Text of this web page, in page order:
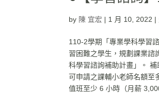
by 陳 宜宏 | 1 月 10, 2022 |
110-2學期「專業學科學習
習困難之學生，規劃課業諮
科學習諮詢補助計畫」。
可申請之課輔小老師名額至
值班至少 6 小時（月薪